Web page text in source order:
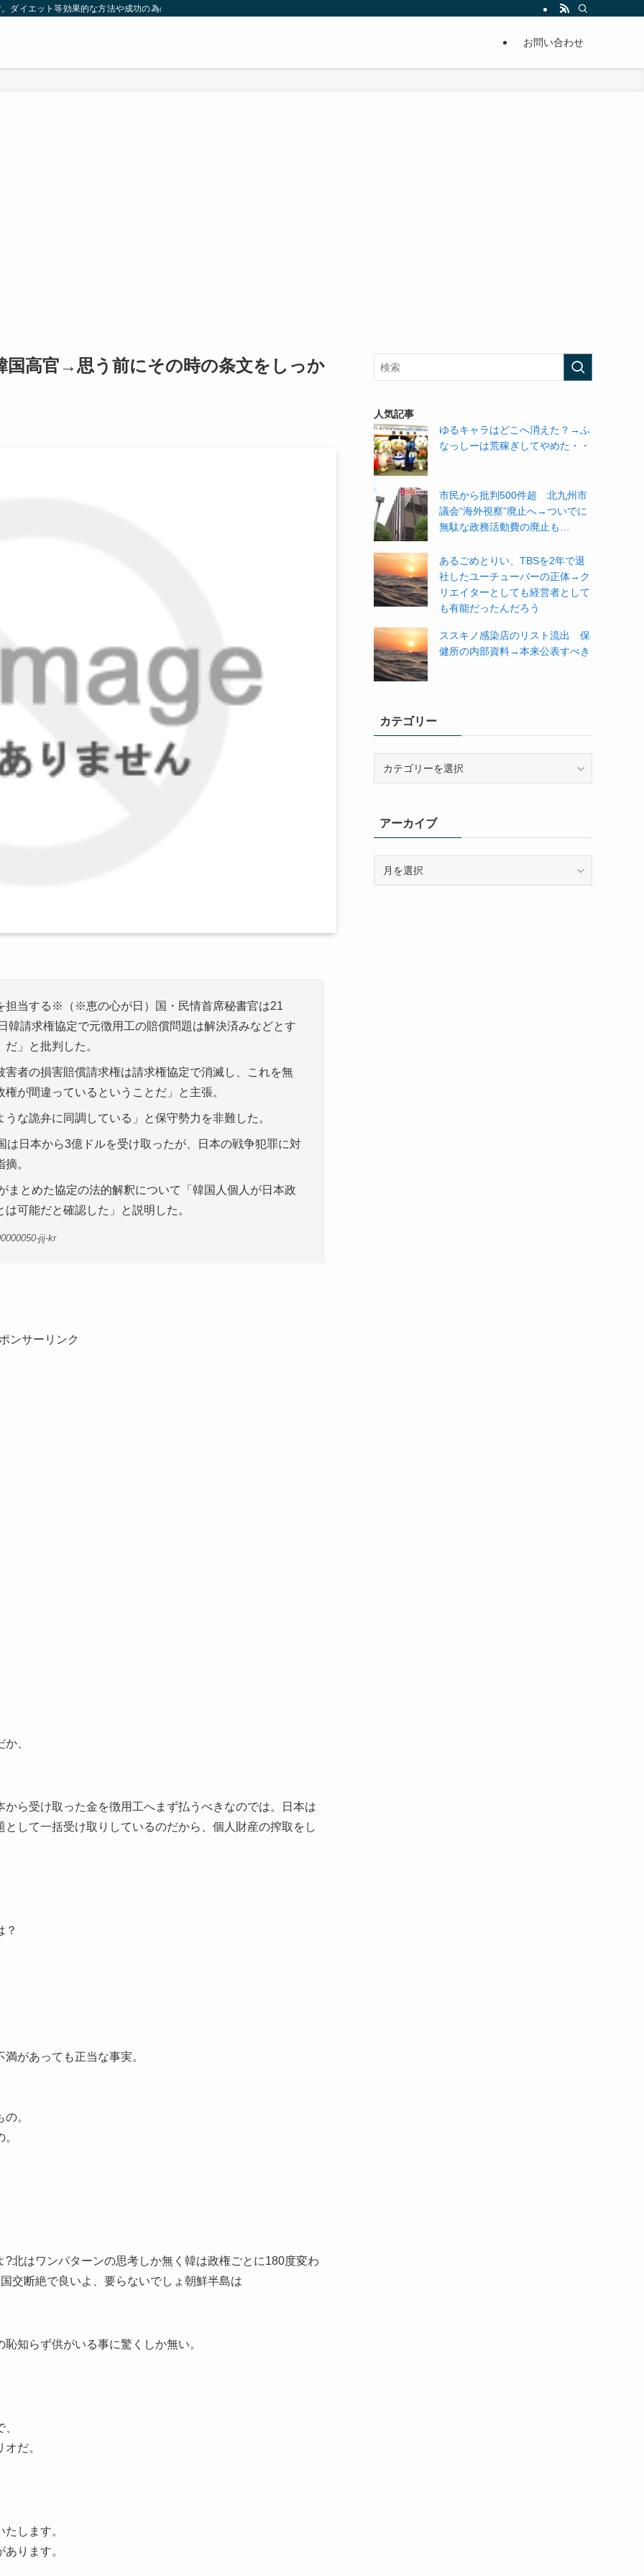
ダイエット等効果的な方法や成功の為の秘訣等。太ったり悩んでいる方々が簡単に痩せることが出来るように分かりやすくまとめています。
お問い合わせ
高官→思う前にその時の条文をしっか
当する※（※恵の心が日）国・民情首席秘書官は21
韓請求権協定で元徴用工の賠償問題は解決済みなどとす
」と批判した。
者の損害賠償請求権は請求権協定で消滅し、これを無
が間違っているということだ」と主張。
な詭弁に同調している」と保守勢力を非難した。
日本から3億ドルを受け取ったが、日本の戦争犯罪に対
。
まとめた協定の法的解釈について「韓国人個人が日本政
可能だと確認した」と説明した。
jij-kr
ンサーリンク
、
ら受け取った金を徴用工へまず払うべきなのでは。日本は
して一括受け取りしているのだから、個人財産の搾取をし
？
があっても正当な事実。
。
北はワンパターンの思考しか無く韓は政権ごとに180度変わ
交断絶で良いよ、要らないでしょ朝鮮半島は
知らず供がいる事に驚くしか無い。
だ。
します。
ります。
人気記事
ゆるキャラはどこへ消えた？→ふ
なっしーは荒稼ぎしてやめた・・
市民から批判500件超 北九州市
議会“海外視察”廃止へ→ついでに
無駄な政務活動費の廃止も…
あるごめとりい、TBSを2年で退
社したユーチューバーの正体→ク
リエイターとしても経営者として
も有能だったんだろう
ススキノ感染店のリスト流出 保
健所の内部資料→本来公表すべき
カテゴリー
ーアーカイブ